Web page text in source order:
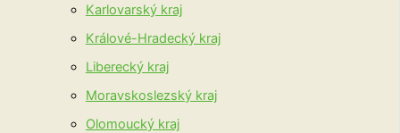
Karlovarský kraj
Králové-Hradecký kraj
Liberecký kraj
Moravskoslezský kraj
Olomoucký kraj